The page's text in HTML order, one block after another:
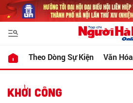
Theo Dòng Sự Kiện Văn Hóa
KHỞI CÔNG